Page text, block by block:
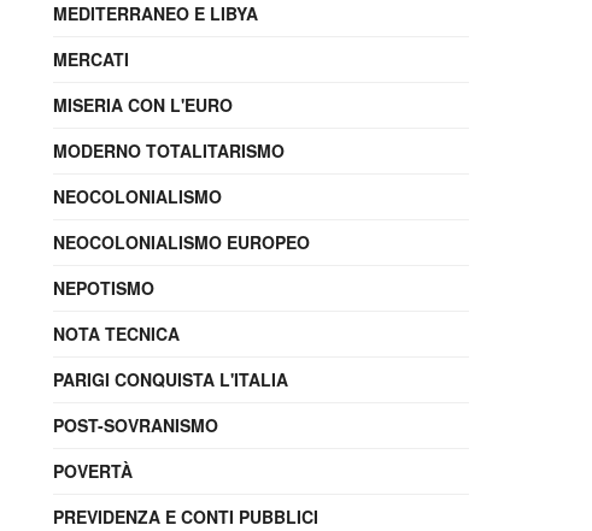
MEDITERRANEO E LIBYA
MERCATI
MISERIA CON L'EURO
MODERNO TOTALITARISMO
NEOCOLONIALISMO
NEOCOLONIALISMO EUROPEO
NEPOTISMO
NOTA TECNICA
PARIGI CONQUISTA L'ITALIA
POST-SOVRANISMO
POVERTÀ
PREVIDENZA E CONTI PUBBLICI